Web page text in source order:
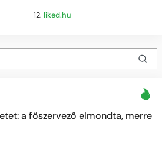
12. liked.hu
a főszervező elmondta, merre